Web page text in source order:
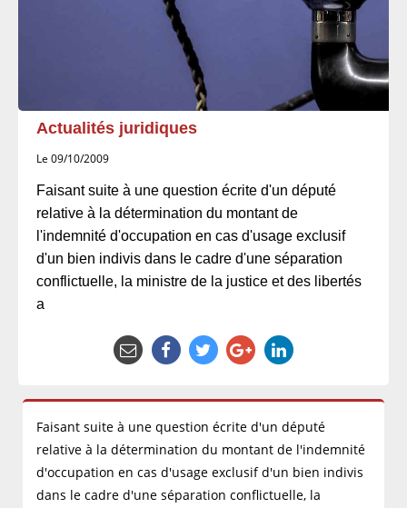
Actualités juridiques
Le 09/10/2009
Faisant suite à une question écrite d'un député
relative à la détermination du montant de
l'indemnité d'occupation en cas d'usage exclusif
d'un bien indivis dans le cadre d'une séparation
conflictuelle, la ministre de la justice et des libertés
a
Faisant suite à une question écrite d'un député
relative à la détermination du montant de l'indemnité
d'occupation en cas d'usage exclusif d'un bien indivis
dans le cadre d'une séparation conflictuelle, la